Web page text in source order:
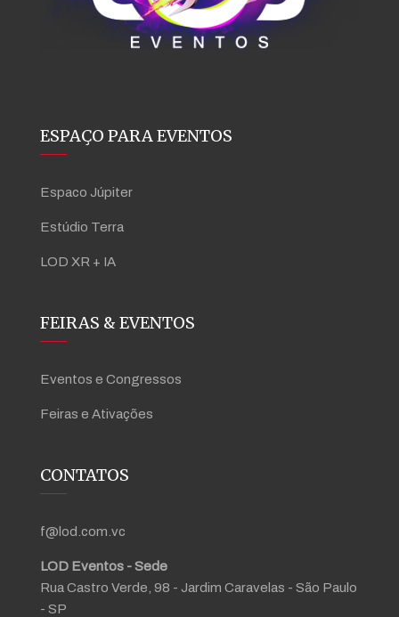
ESPAÇO PARA EVENTOS
Espaco Júpiter
Estúdio Terra
LOD XR + IA
FEIRAS & EVENTOS
Eventos e Congressos
Feiras e Ativações
CONTATOS
f@lod.com.vc
LOD Eventos - Sede
Rua Castro Verde, 98 - Jardim Caravelas - São Paulo
- SP